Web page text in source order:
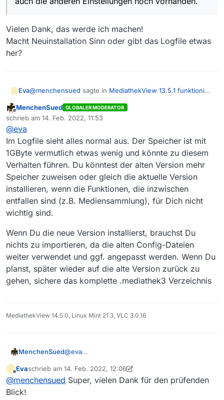
Vielen Dank, das werde ich machen!
Macht Neuinstallation Sinn oder gibt das Logfile etwas
her?
Eva@menchensued sagte in MediathekView 13.5.1 funktioniert
In der mediathek.xml stehen die Abos. Am besten Du
die anderen Einstellungen noch vorhanden.
Macht Neuinstallation Sinn oder gibt das Logfile etwas
her?
Offline
MenchenSued GLOBALER MODERATOR
schrieb am 14. Feb. 2022, 11:53
zuletzt editiert von
@eva
Im Logfile sieht alles normal aus. Der Speicher ist mit
1GByte vermutlich etwas wenig und könnte zu diesem
Verhalten führen. Du könntest der alten Version mehr
Speicher zuweisen oder gleich die aktuelle Version
installieren, wenn die Funktionen, die inzwischen
entfallen sind (z.B. Mediensammlung), für Dich nicht
wichtig sind.
Wenn Du die neue Version installierst, brauchst Du
nichts zu importieren, da die alten Config-Dateien
weiter verwendet und ggf. angepasst werden. Wenn Du
planst, später wieder auf die alte Version zurück zu
gehen, sichere das komplette .mediathek3 Verzeichnis
MediathekView 14.5.0, Linux Mint 21.3, VLC 3.0.16
MenchenSued@eva
ist mit 1GByte vermutlich etwas wenig und
könnte zu diesem Verhalten führen. Du
Wenn Du die neue Version installierst, brauchst
Du nichts zu importieren, da die alten Config-
Evaschrieb am 14. Feb. 2022, 12:06
zuletzt editiert von Eva
@menchensued Super, vielen Dank für den prüfenden
Blick!